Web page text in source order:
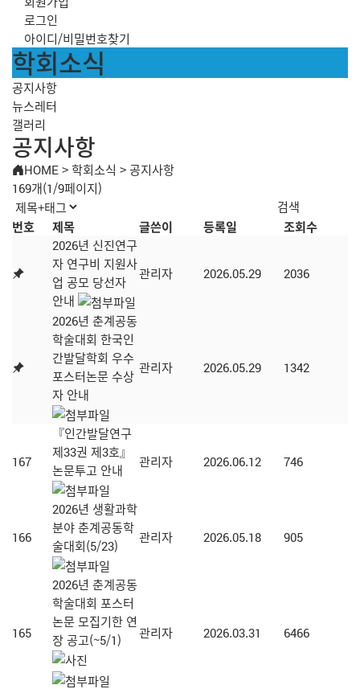
로그인
아이디/비밀번호찾기
학회소식
공지사항
뉴스레터
갤러리
공지사항
HOME>학회소식 >공지사항
169개(1/9페이지)
번호 제목 글쓴이 등록일
조회수
2026년 신진연구
자 연구비 지원사
업 공모 당선자
안내
관리자 2026.05.29 2036
2026년 춘계공동
학술대회 한국인
간발달학회 우수
포스터논문 수상
자 안내
관리자 2026.05.29 1342
167
『인간발달연구
제33권 제3호』
논문투고 안내
관리자 2026.06.12 746
166
2026년 생활과학
분야 춘계공동학
술대회(5/23)
관리자 2026.05.18 905
165
2026년 춘계공동
학술대회 포스터
논문 모집기한 연
장 공고(~5/1)
관리자 2026.03.31 6466